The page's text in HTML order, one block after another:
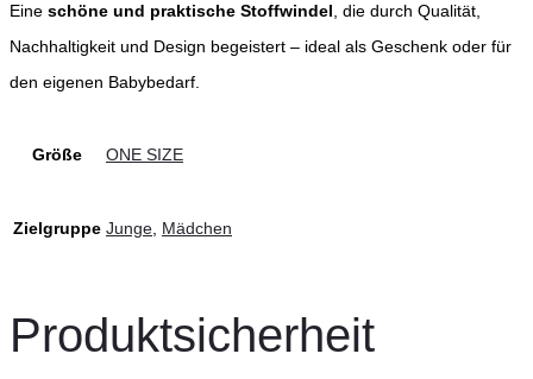
Eine schöne und praktische Stoffwindel, die durch Qualität,
Nachhaltigkeit und Design begeistert – ideal als Geschenk oder für
den eigenen Babybedarf.
Größe ONE SIZE
Zielgruppe Junge, Mädchen
Produktsicherheit